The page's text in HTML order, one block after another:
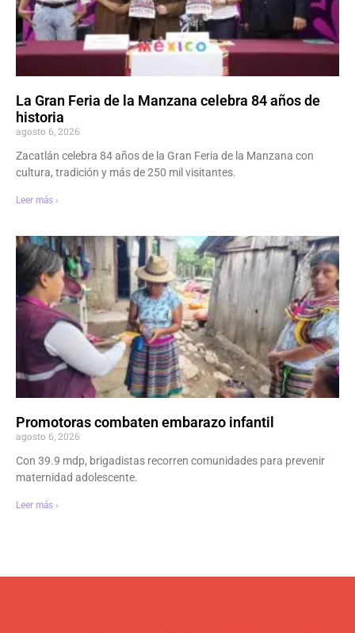
La Gran Feria de la Manzana celebra 84 años de
historia
agosto 6, 2026
Zacatlán celebra 84 años de la Gran Feria de la Manzana con
cultura, tradición y más de 250 mil visitantes.
Leer más ›
Promotoras combaten embarazo infantil
agosto 6, 2026
Con 39.9 mdp, brigadistas recorren comunidades para prevenir
maternidad adolescente.
Leer más ›